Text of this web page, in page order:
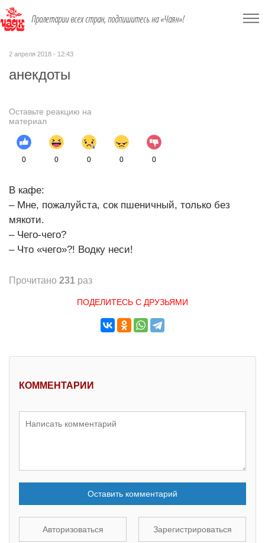
Пролетарии всех стран, подпишитесь на «Чаян»!
2 апреля 2018 - 12:43
анекдоты
Оставьте реакцию на
материал
0 0 0 0 0
В кафе:
– Мне, пожалуйста, сок пшеничный, только без
мякоти.
– Чего-чего?
– Что «чего»?! Водку неси!
Прочитано 231 раз
ПОДЕЛИТЕСЬ С ДРУЗЬЯМИ
КОММЕНТАРИИ
Оставить комментарий
Авторизоваться Зарегистрироваться